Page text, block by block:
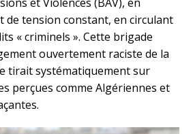
de tension constant, en circulant
« criminels ». Cette brigade
ouvertement raciste de la
tirait systématiquement sur
perçues comme Algériennes et